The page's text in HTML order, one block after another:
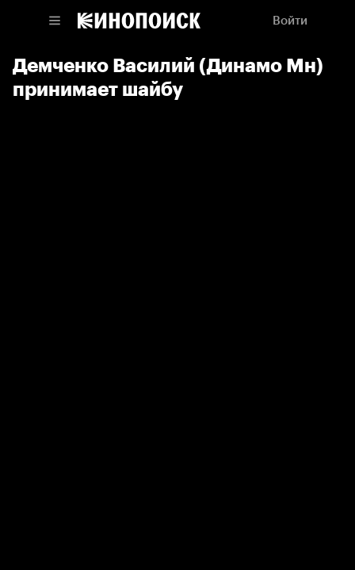
Войти
Демченко Василий (Динамо Мн)
принимает шайбу